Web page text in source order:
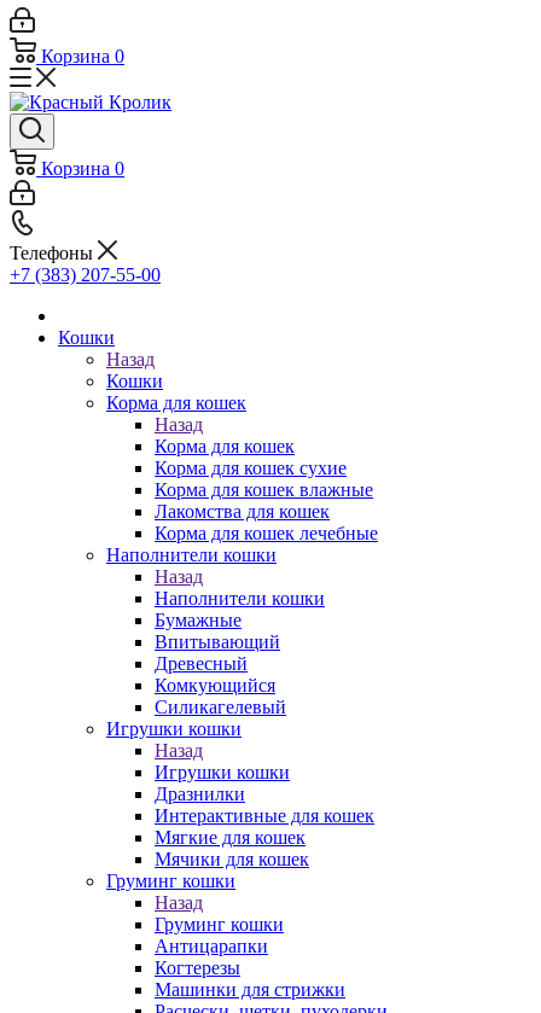
Корзина 0
Корзина 0
Телефоны
+7 (383) 207-55-00
Кошки
Назад
Кошки
Корма для кошек
Назад
Корма для кошек
Корма для кошек сухие
Корма для кошек влажные
Лакомства для кошек
Корма для кошек лечебные
Наполнители кошки
Назад
Наполнители кошки
Бумажные
Впитывающий
Древесный
Комкующийся
Силикагелевый
Игрушки кошки
Назад
Игрушки кошки
Дразнилки
Интерактивные для кошек
Мягкие для кошек
Мячики для кошек
Груминг кошки
Назад
Груминг кошки
Антицарапки
Когтерезы
Машинки для стрижки